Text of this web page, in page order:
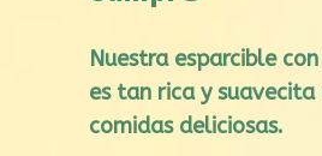
Nuestra esparcible
es tan rica y suavecita
comidas deliciosas.